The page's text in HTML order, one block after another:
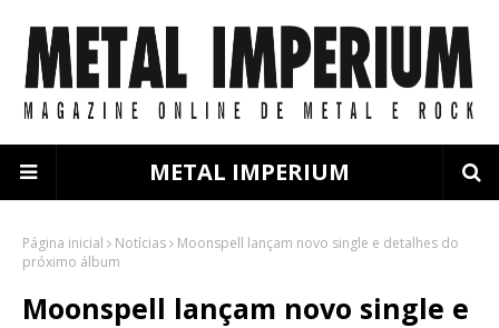
METAL IMPERIUM
Página inicial Notícias
Moonspell lançam novo single e detalhes do
próximo álbum
Moonspell lançam novo single e